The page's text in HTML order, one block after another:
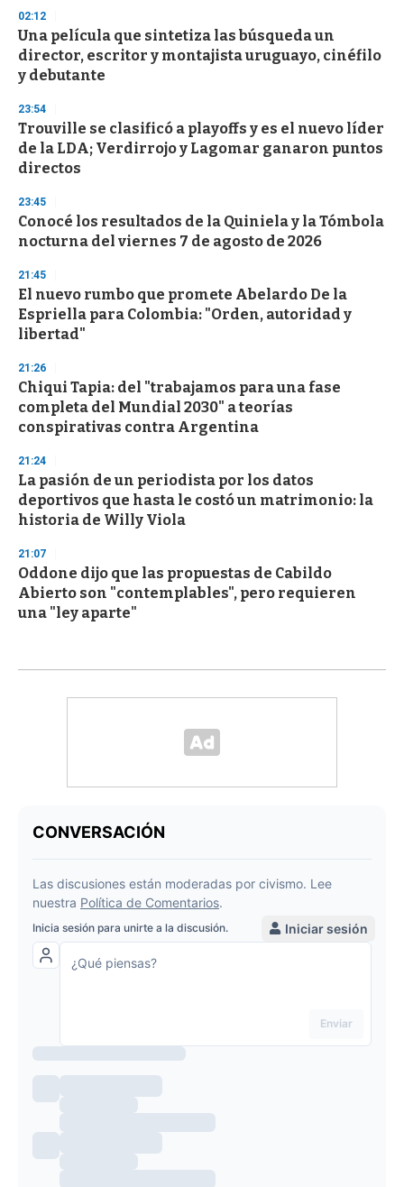
s
e
c
o
n
d
02:12
Una película que sintetiza las búsqueda un
director, escritor y montajista uruguayo, cinéfilo
y debutante
23:54
Trouville se clasificó a playoffs y es el nuevo líder
de la LDA; Verdirrojo y Lagomar ganaron puntos
directos
23:45
Conocé los resultados de la Quiniela y la Tómbola
nocturna del viernes 7 de agosto de 2026
21:45
El nuevo rumbo que promete Abelardo De la
Espriella para Colombia: "Orden, autoridad y
libertad"
21:26
Chiqui Tapia: del "trabajamos para una fase
completa del Mundial 2030" a teorías
conspirativas contra Argentina
21:24
La pasión de un periodista por los datos
deportivos que hasta le costó un matrimonio: la
historia de Willy Viola
21:07
Oddone dijo que las propuestas de Cabildo
Abierto son "contemplables", pero requieren
una "ley aparte"